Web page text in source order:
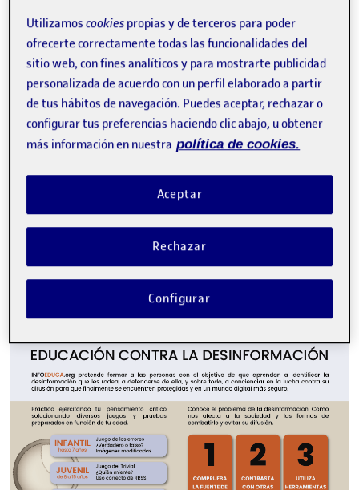
grave problemática social, para así poder reducir la difusión
de información falsa o malintencionada, y mitigar los daños
que la desinformación provoca en la sociedad.
Utilizamoscookies propias y de terceros para poder
ofrecerte correctamente todas las funcionalidades del
sitio web, con fines analíticos y para mostrarte publicidad
personalizada de acuerdo con un perfil elaborado a partir
de tus hábitos de navegación. Puedes aceptar, rechazar o
configurar tus preferencias haciendo clic abajo, u obtener
más información en nuestra política de cookies.
Rechazar
Aceptar
Configurar